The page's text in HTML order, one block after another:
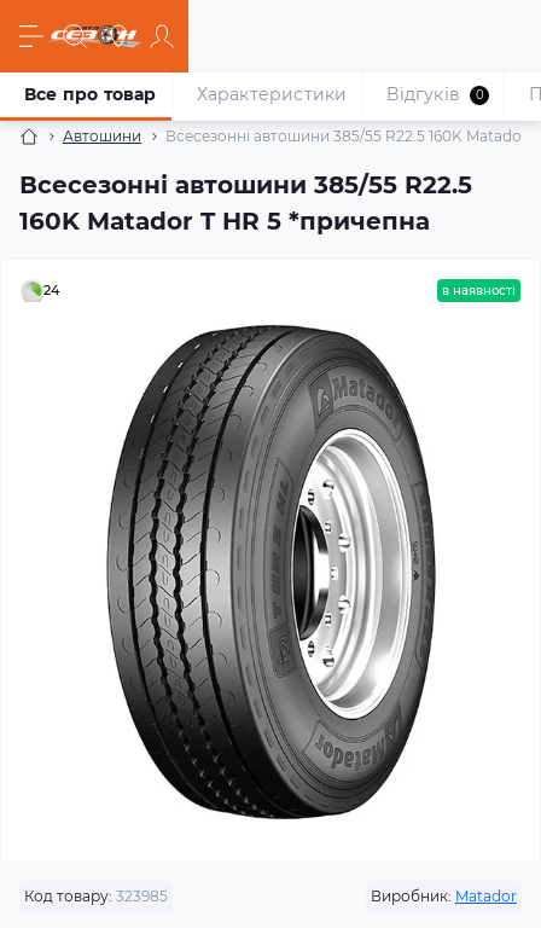
Автошини Всесезонні автошини 385/55 R22.5 160K Matador
Всесезонні автошини 385/55 R22.5
160K Matador T HR 5 *причепна
Все про товар Характеристики Відгуків 0
24 в наявності
Код товару: 323985 Виробник: Matador